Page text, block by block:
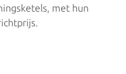
met hun